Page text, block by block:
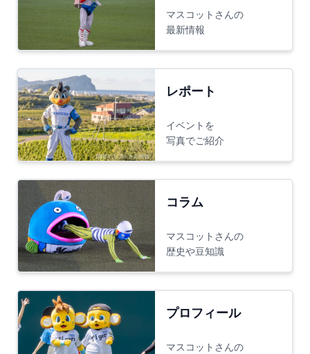
マスコットさんの
最新情報
レポート
イベントを
写真でご紹介
コラム
マスコットさんの
歴史や豆知識
プロフィール
マスコットさんの